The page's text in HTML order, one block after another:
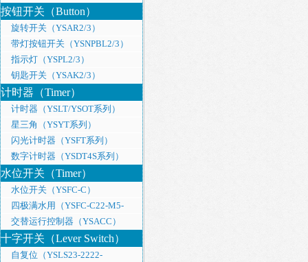
按钮开关（Button）
旋转开关（YSAR2/3）
带灯按钮开关（YSNPBL2/3）
指示灯（YSPL2/3）
钥匙开关（YSAK2/3）
计时器（Timer）
计时器（YSLT/YSOT系列）
星三角（YSYT系列）
闪光计时器（YSFT系列）
数字计时器（YSDT4S系列）
水位开关（Timer）
水位开关（YSFC-C）
四极满水用（YSFC-C22-M5-
4A）
交替运行控制器（YSACC）
十字开关（Lever Switch）
自复位（YSLS23-2222-